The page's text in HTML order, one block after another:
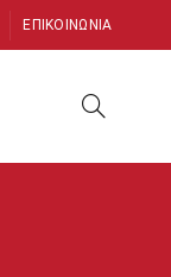
ΕΠΙΚΟΙΝΩΝΊΑ